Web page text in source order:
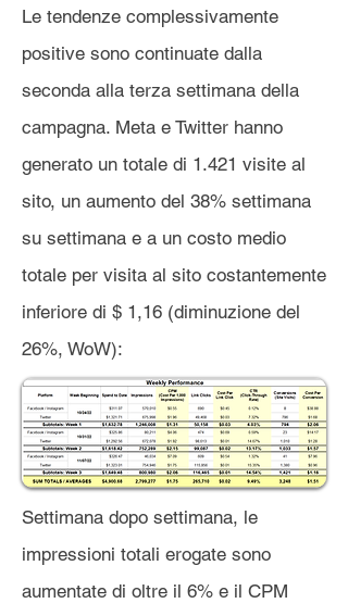
Le tendenze complessivamente
positive sono continuate dalla
seconda alla terza settimana della
campagna. Meta e Twitter hanno
generato un totale di 1.421 visite al
sito, un aumento del 38% settimana
su settimana e a un costo medio
totale per visita al sito costantemente
inferiore di $ 1,16 (diminuzione del
26%, WoW):
Settimana dopo settimana, le
impressioni totali erogate sono
aumentate di oltre il 6% e il CPM